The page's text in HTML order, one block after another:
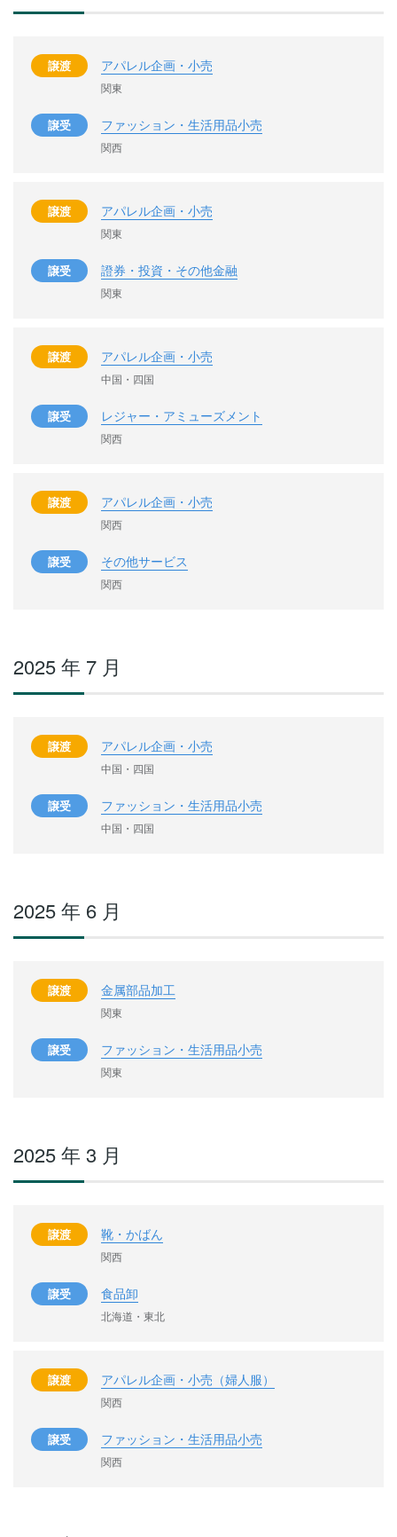
譲渡 アパレル企画・小売
関東
譲受 ファッション・生活用品小売
関西
譲渡 アパレル企画・小売
関東
譲受 證券・投資・その他金融
関東
譲渡 アパレル企画・小売
中国・四国
譲受 レジャー・アミューズメント
関西
譲渡 アパレル企画・小売
関西
譲受 その他サービス
関西
2025 年 7 月
譲渡 アパレル企画・小売
中国・四国
譲受 ファッション・生活用品小売
中国・四国
2025 年 6 月
譲渡 金属部品加工
関東
譲受 ファッション・生活用品小売
関東
2025 年 3 月
譲渡 靴・かばん
関西
譲受 食品卸
北海道・東北
譲渡 アパレル企画・小売（婦人服）
関西
譲受 ファッション・生活用品小売
関西